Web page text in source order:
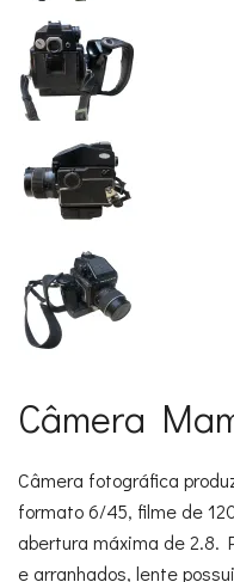
Câmera
Câmera fotográfica
formato 6/45, filme de
abertura máxima de 2.8.
e arranhados, lente